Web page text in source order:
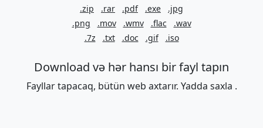
.zip
.rar .pdf .exe
.jpg
.png
.mov .wmv .flac
.wav
.7z
.txt .doc .gif .iso
Download və hər hansı bir fayl tapın
Fayllar tapacaq, bütün web axtarır. Yadda saxla .